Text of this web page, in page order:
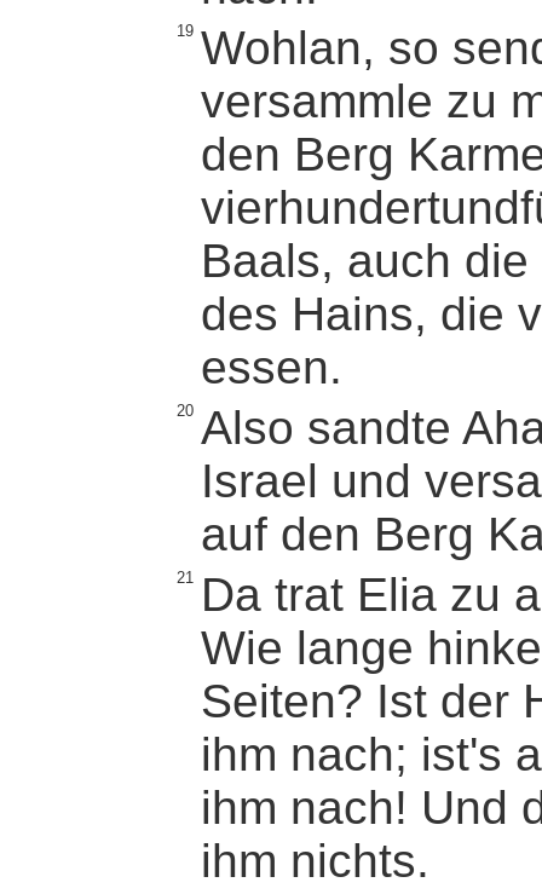
19 Wohlan, so
versammle zu
den Berg
Baals, auch
des Hains, die
essen.
20 Also sandte
Israel und
auf den Berg
21 Da trat Elia zu
Wie lange
Seiten? Ist der
ihm nach; ist's
ihm nach! Und
ihm nichts.